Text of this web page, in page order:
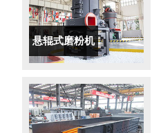
悬辊式磨粉机